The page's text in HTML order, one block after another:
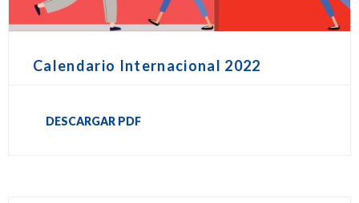
Calendario Internacional 2022
DESCARGAR PDF